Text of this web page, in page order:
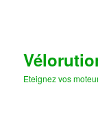
Eteignez vos